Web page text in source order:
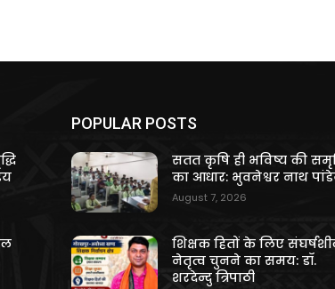
POPULAR POSTS
सतत कृषि ही भविष्य की
का आधार: भुवनेश्वर नाथ
August 7, 2026
शिक्षक हितों के लिए
नेतृत्व चुनने का समय: डॉ.
शरदेन्दु त्रिपाठी